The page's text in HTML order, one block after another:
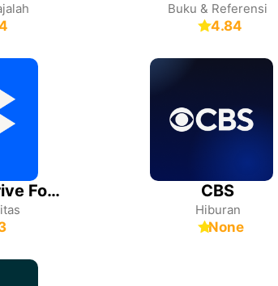
Buku & Referensi
4.84
Dropbox: Drive Foto & Dokumen CBS
Hiburan
None